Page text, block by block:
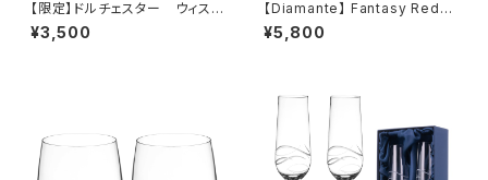
【限定】ドルチェスター ウィスキ
ーグラス ペアセット(外箱無し)
¥3,500
【Diamante】 Fantasy Red
Wine S/2 Excellence 【ディ
アマンテ】ファンタジー ワイン
¥5,800